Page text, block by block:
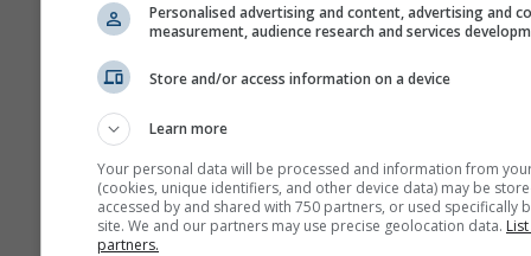
Personalised advertising and content, advertising and
measurement, audience research and services
Store and/or access information on a device
Learn more
Your personal data will be processed and information from
(cookies, unique identifiers, and other device data) may be
accessed by and shared with 750 partners, or used specifically
site. We and our partners may use precise geolocation data.
partners.